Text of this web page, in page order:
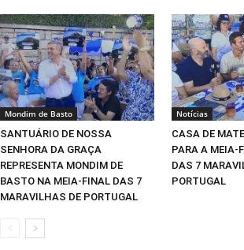
Mondim de Basto
SANTUÁRIO DE NOSSA
SENHORA DA GRAÇA
REPRESENTA MONDIM DE
BASTO NA MEIA-FINAL DAS 7
MARAVILHAS DE PORTUGAL
Notícias
CASA DE
PARA A MEIA-
DAS 7
PORTUGAL